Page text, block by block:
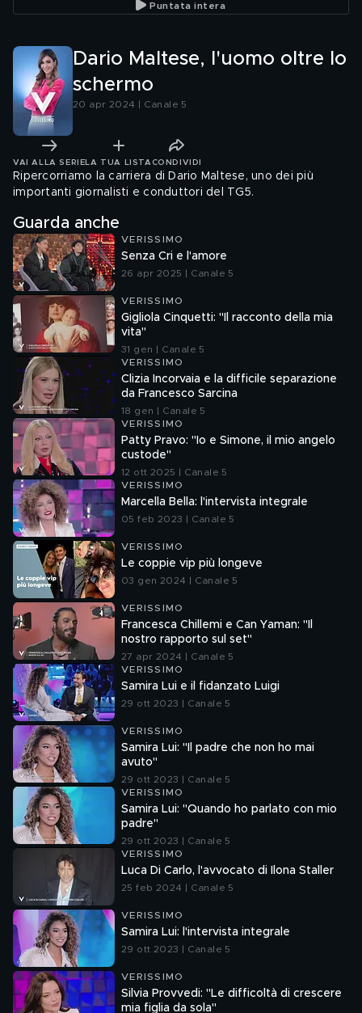
Puntata intera
Dario Maltese, l'uomo oltre lo
schermo
20 apr 2024 | Canale 5
VAI ALLA SERIE LA TUA LISTA CONDIVIDI
Ripercorriamo la carriera di Dario Maltese, uno dei più
importanti giornalisti e conduttori del TG5.
Guarda anche
VERISSIMO
Senza Cri e l'amore
26 apr 2025 | Canale 5
VERISSIMO
Gigliola Cinquetti: "Il racconto della mia
vita"
31 gen | Canale 5
VERISSIMO
Clizia Incorvaia e la difficile separazione
da Francesco Sarcina
18 gen | Canale 5
VERISSIMO
Patty Pravo: "Io e Simone, il mio angelo
custode"
12 ott 2025 | Canale 5
VERISSIMO
Marcella Bella: l'intervista integrale
05 feb 2023 | Canale 5
VERISSIMO
Le coppie vip più longeve
03 gen 2024 | Canale 5
VERISSIMO
Francesca Chillemi e Can Yaman: "Il
nostro rapporto sul set"
27 apr 2024 | Canale 5
VERISSIMO
Samira Lui e il fidanzato Luigi
29 ott 2023 | Canale 5
VERISSIMO
Samira Lui: "Il padre che non ho mai
avuto"
29 ott 2023 | Canale 5
VERISSIMO
Samira Lui: "Quando ho parlato con mio
padre"
29 ott 2023 | Canale 5
VERISSIMO
Luca Di Carlo, l'avvocato di Ilona Staller
25 feb 2024 | Canale 5
VERISSIMO
Samira Lui: l'intervista integrale
29 ott 2023 | Canale 5
VERISSIMO
Silvia Provvedi: "Le difficoltà di crescere
mia figlia da sola"